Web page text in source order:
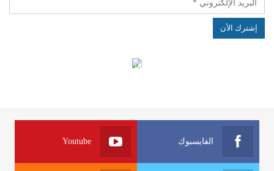
الهياكل الخاضعة لقانون النفاذ إلى المعلومة
الفايسبوك Youtube